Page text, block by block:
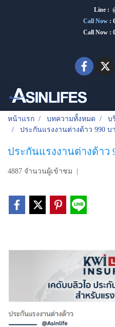
Line :
Call Now :
Call Now :
หน้าแรก บทความทั้งหมด
บ
ประกันแรงงานต่างด้าว 990 บ
ประกันแรงงานต่างด้าว
4887 จำนวนผู้เข้าชม